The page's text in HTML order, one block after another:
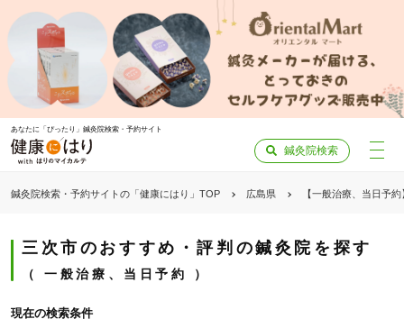
あなたに「ぴったり」鍼灸院検索・予約サイト
鍼灸院検索
鍼灸院検索・予約サイトの「健康にはり」TOP 広島県 【一般治療、当日予
三次市のおすすめ・評判の鍼灸院を探す
一般治療、当日予約
現在の検索条件